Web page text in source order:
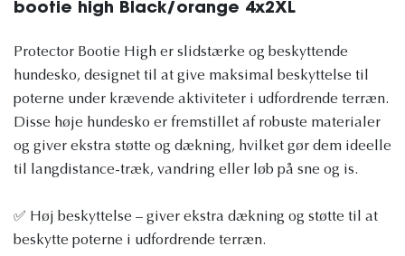
bootie high Black/orange 4x2XL
Protector Bootie High er slidstærke og beskyttende
hundesko, designet til at give maksimal beskyttelse til
poterne under krævende aktiviteter i udfordrende terræn.
Disse høje hundesko er fremstillet af robuste materialer
og giver ekstra støtte og dækning, hvilket gør dem ideelle
til langdistance-træk, vandring eller løb på sne og is.
✅ Høj beskyttelse – giver ekstra dækning og støtte til at
beskytte poterne i udfordrende terræn.